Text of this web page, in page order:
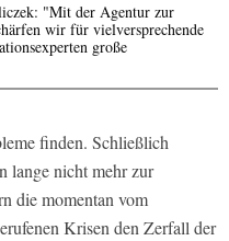
"Mit der Agentur zur
wir für vielversprechende
große
finden. Schließlich
lange nicht mehr zur
die momentan vom
Krisen den Zerfall der